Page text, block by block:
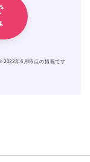
年6月時点の情報です